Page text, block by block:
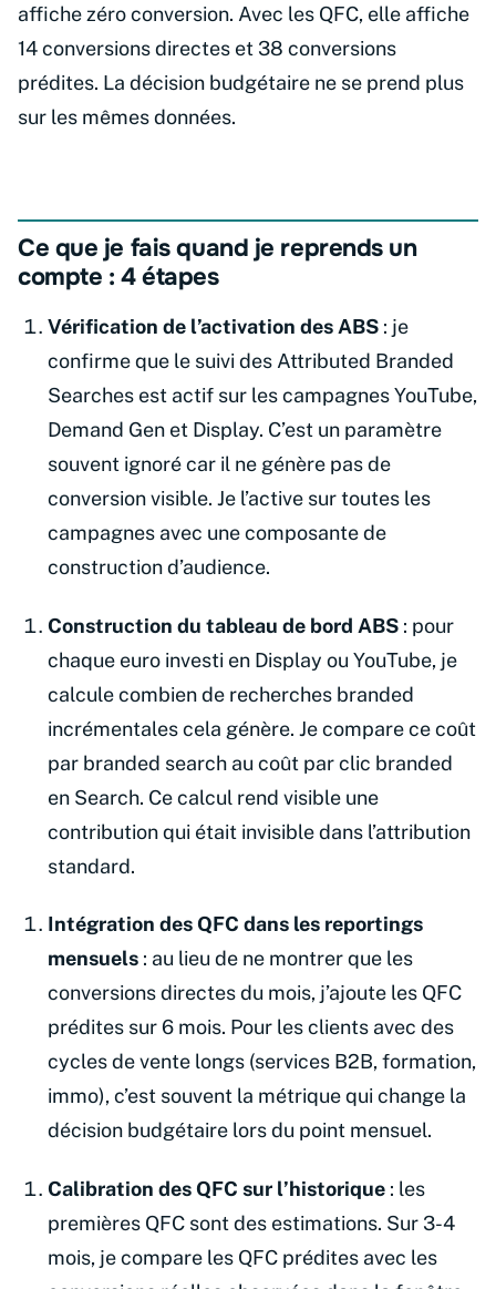
affiche zéro conversion. Avec les QFC, elle affiche
14 conversions directes et 38 conversions
prédites. La décision budgétaire ne se prend plus
sur les mêmes données.
Ce que je fais quand je reprends un
compte : 4 étapes
Vérification de l’activation des ABS : je
confirme que le suivi des Attributed Branded
Searches est actif sur les campagnes YouTube,
Demand Gen et Display. C’est un paramètre
souvent ignoré car il ne génère pas de
conversion visible. Je l’active sur toutes les
campagnes avec une composante de
construction d’audience.
Construction du tableau de bord ABS : pour
chaque euro investi en Display ou YouTube, je
calcule combien de recherches branded
incrémentales cela génère. Je compare ce coût
par branded search au coût par clic branded
en Search. Ce calcul rend visible une
contribution qui était invisible dans l’attribution
standard.
Intégration des QFC dans les reportings
mensuels : au lieu de ne montrer que les
conversions directes du mois, j’ajoute les QFC
prédites sur 6 mois. Pour les clients avec des
cycles de vente longs (services B2B, formation,
immo), c’est souvent la métrique qui change la
décision budgétaire lors du point mensuel.
Calibration des QFC sur l’historique : les
premières QFC sont des estimations. Sur 3-4
mois, je compare les QFC prédites avec les